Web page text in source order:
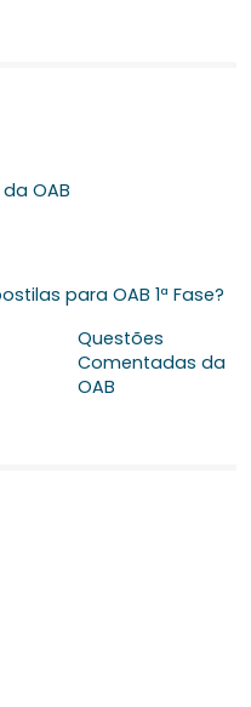
OAB
para OAB 1ª Fase?
Questões
Comentadas da
OAB